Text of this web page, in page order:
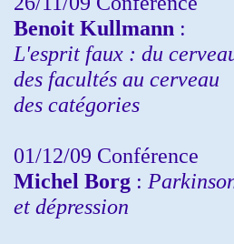
Benoit Kullmann :
L'esprit faux : du
des facultés au cerveau
des catégories
01/12/09 Conférence
Michel Borg :
et dépression